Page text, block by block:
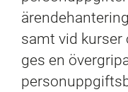
samt vid kurser
ges en